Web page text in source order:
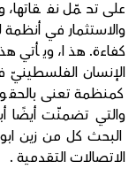
على تحمّل نفقاتها،
والاستثمار في أنظمة
كفاءة. هذا،
الإنسان الفلسطينيّ
كمنظمة تعنى
والتي تضمنّت أيضًا
البحث كل من زين
الاتصالات التقدمية .